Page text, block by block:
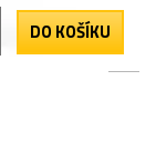
DO KOŠÍKU